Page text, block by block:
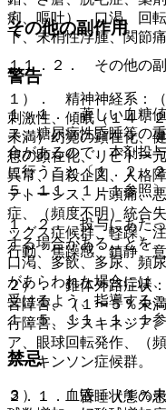
痢、嘔吐）、口渇、回
下、末梢性浮腫、関節痛
警告
１．１． 著しい血糖
ス、糖尿病性昏睡等の
合があるので、本剤投
に行うこと〔１．２、
５、１１．１．１参照
１．２． 投与にあた
する場合があることを
口渇、多飲、多尿、頻
があらわれた場合には
受けるよう、指導する
１．５、１１．１．１
禁忌
２．１． 昏睡状態の
その他の副作用
１１．２． その他の副
１）． 精神神経系：
刺激性、傾眠（１４．
未満）幻覚の顕在化、
想の顕在化、リビドー
異常、自殺企図、人格
テトーシス、片頭痛、
症、（頻度不明）統合
ッグス症候群、軽躁、
行動、焦躁感、鎮静、
２）． 錐体外路症状
音障害、（１〜５％未
行障害、ジスキネジア
ア、眼球回転発作、（
パーキンソン症候群。
３）． 血液：（１％